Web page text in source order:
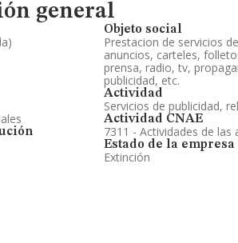
general
Objeto social
Prestacion de servicios
anuncios, carteles,
prensa, radio, tv,
publicidad, etc.
Actividad
Servicios de publicidad,
Actividad CNAE
7311 - Actividades de las
Estado de la empresa
Extinción